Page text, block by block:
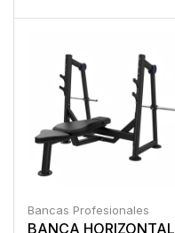
Bancas Profesionales
BANCA HORIZONTAL